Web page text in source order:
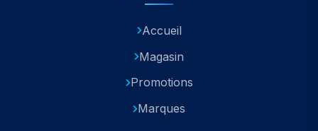
Accueil
Magasin
Promotions
Marques